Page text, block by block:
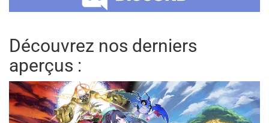
Découvrez nos derniers
aperçus :